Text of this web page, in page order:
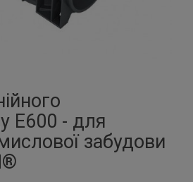
E600 - для
забудови